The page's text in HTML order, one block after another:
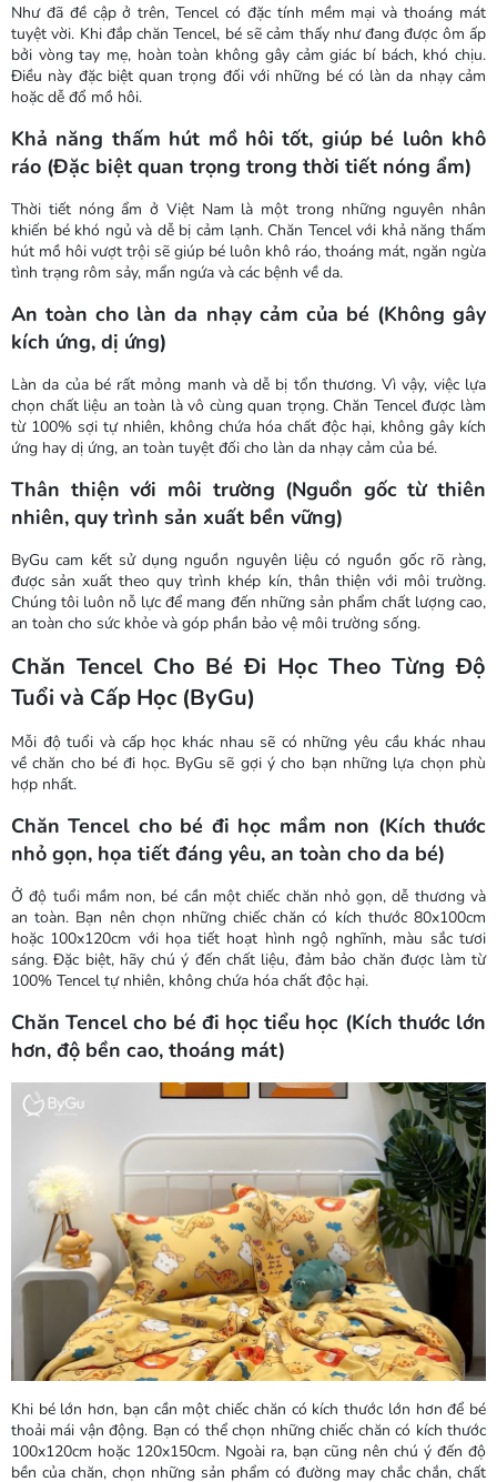
Như đã đề cập ở trên, Tencel có đặc tính mềm mại và thoáng mát
tuyệt vời. Khi đắp chăn Tencel, bé sẽ cảm thấy như đang được ôm ấp
bởi vòng tay mẹ, hoàn toàn không gây cảm giác bí bách, khó chịu.
Điều này đặc biệt quan trọng đối với những bé có làn da nhạy cảm
hoặc dễ đổ mồ hôi.
Khả năng thấm hút mồ hôi tốt, giúp bé luôn khô
ráo (Đặc biệt quan trọng trong thời tiết nóng ẩm)
Thời tiết nóng ẩm ở Việt Nam là một trong những nguyên nhân
khiến bé khó ngủ và dễ bị cảm lạnh. Chăn Tencel với khả năng thấm
hút mồ hôi vượt trội sẽ giúp bé luôn khô ráo, thoáng mát, ngăn ngừa
tình trạng rôm sảy, mẩn ngứa và các bệnh về da.
An toàn cho làn da nhạy cảm của bé (Không gây
kích ứng, dị ứng)
Làn da của bé rất mỏng manh và dễ bị tổn thương. Vì vậy, việc lựa
chọn chất liệu an toàn là vô cùng quan trọng. Chăn Tencel được làm
từ 100% sợi tự nhiên, không chứa hóa chất độc hại, không gây kích
ứng hay dị ứng, an toàn tuyệt đối cho làn da nhạy cảm của bé.
Thân thiện với môi trường (Nguồn gốc từ thiên
nhiên, quy trình sản xuất bền vững)
ByGu cam kết sử dụng nguồn nguyên liệu có nguồn gốc rõ ràng,
được sản xuất theo quy trình khép kín, thân thiện với môi trường.
Chúng tôi luôn nỗ lực để mang đến những sản phẩm chất lượng cao,
an toàn cho sức khỏe và góp phần bảo vệ môi trường sống.
Chăn Tencel Cho Bé Đi Học Theo Từng Độ
Tuổi và Cấp Học (ByGu)
Mỗi độ tuổi và cấp học khác nhau sẽ có những yêu cầu khác nhau
về chăn cho bé đi học. ByGu sẽ gợi ý cho bạn những lựa chọn phù
hợp nhất.
Chăn Tencel cho bé đi học mầm non (Kích thước
nhỏ gọn, họa tiết đáng yêu, an toàn cho da bé)
Ở độ tuổi mầm non, bé cần một chiếc chăn nhỏ gọn, dễ thương và
an toàn. Bạn nên chọn những chiếc chăn có kích thước 80x100cm
hoặc 100x120cm với họa tiết hoạt hình ngộ nghĩnh, màu sắc tươi
sáng. Đặc biệt, hãy chú ý đến chất liệu, đảm bảo chăn được làm từ
100% Tencel tự nhiên, không chứa hóa chất độc hại.
Chăn Tencel cho bé đi học tiểu học (Kích thước lớn
hơn, độ bền cao, thoáng mát)
Khi bé lớn hơn, bạn cần một chiếc chăn có kích thước lớn hơn để bé
thoải mái vận động. Bạn có thể chọn những chiếc chăn có kích thước
100x120cm hoặc 120x150cm. Ngoài ra, bạn cũng nên chú ý đến độ
bền của chăn, chọn những sản phẩm có đường may chắc chắn, chất